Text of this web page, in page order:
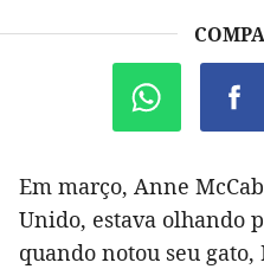
Em março, Anne
Unido, estava olhando
quando notou seu